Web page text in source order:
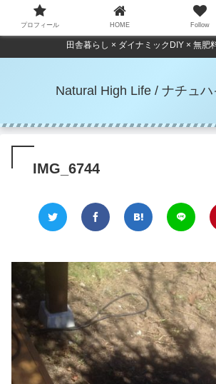
田舎暮らし × ダイナミックDIY × 無肥
Natural High Life / ナチュハ
IMG_6744
プロフィール HOME Follow